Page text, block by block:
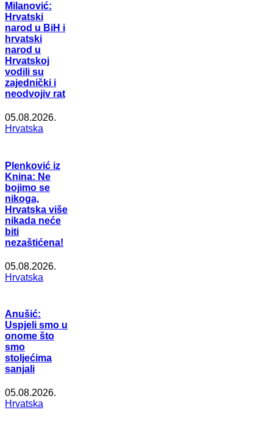
Milanović:
Hrvatski
narod u BiH i
hrvatski
narod u
Hrvatskoj
vodili su
zajednički i
neodvojiv rat
05.08.2026.
Hrvatska
Plenković iz
Knina: Ne
bojimo se
nikoga,
Hrvatska više
nikada neće
biti
nezaštićena!
05.08.2026.
Hrvatska
Anušić:
Uspjeli smo u
onome što
smo
stoljećima
sanjali
05.08.2026.
Hrvatska